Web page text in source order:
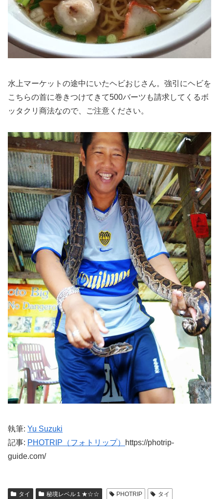
水上マーケットの途中にいたヘビおじさん。強引にヘビを
こちらの首に巻きつけてきて500バーツも請求してくるボ
ッタクリ商法なので、ご注意ください。
執筆: Yu Suzuki
記事: PHOTRIP（フォトリップ）
https://photrip-
guide.com/
タイ 秘境レベル１★☆☆ PHOTRIP
タイ